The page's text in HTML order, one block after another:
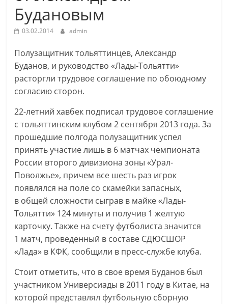
Будановым
03.02.2014 admin
Полузащитник тольяттинцев, Александр
Буданов, и руководство «Лады-Тольятти»
расторгли трудовое соглашение по обоюдному
согласию сторон.
22-летний хавбек подписал трудовое соглашение
с тольяттинским клубом 2 сентября 2013 года. За
прошедшие полгода полузащитник успел
принять участие лишь в 6 матчах чемпионата
России второго дивизиона зоны «Урал-
Поволжье», причем все шесть раз игрок
появлялся на поле со скамейки запасных,
в общей сложности сыграв в майке «Лады-
Тольятти» 124 минуты и получив 1 желтую
карточку. Также на счету футболиста значится
1 матч, проведенный в составе СДЮСШОР
«Лада» в КФК, сообщили в пресс-службе клуба.
Стоит отметить, что в свое время Буданов был
участником Универсиады в 2011 году в Китае, на
которой представлял футбольную сборную